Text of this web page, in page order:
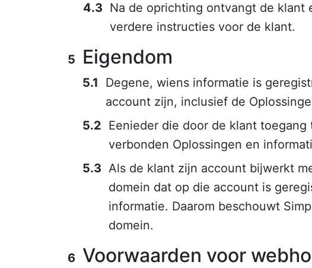
Na de oprichting ontvangt de klant
verdere instructies voor de klant.
Eigendom
Degene, wiens informatie is
account zijn, inclusief de
Eenieder die door de klant
verbonden Oplossingen en
Als de klant zijn account bijwerkt
domein dat op die account is
informatie. Daarom beschouwt
domein.
Voorwaarden voor